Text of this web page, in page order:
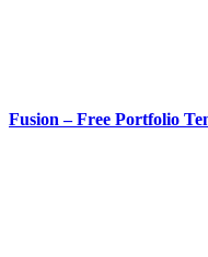
Fusion – Free Portfolio